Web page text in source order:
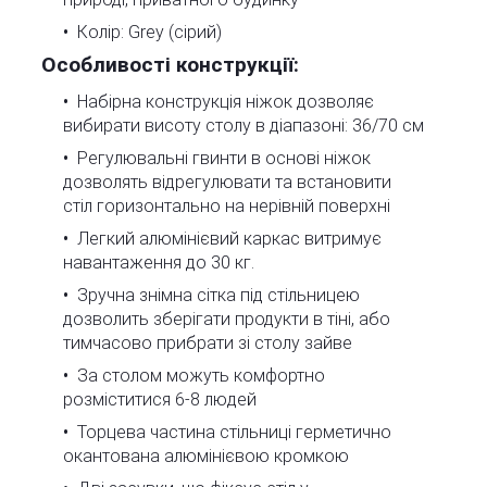
Колір: Grey (сірий)
Особливості конструкції:
Набірна конструкція ніжок дозволяє
вибирати висоту столу в діапазоні: 36/70 см
Регулювальні гвинти в основі ніжок
дозволять відрегулювати та встановити
стіл горизонтально на нерівній поверхні
Легкий алюмінієвий каркас витримує
навантаження до 30 кг.
Зручна знімна сітка під стільницею
дозволить зберігати продукти в тіні, або
тимчасово прибрати зі столу зайве
За столом можуть комфортно
розміститися 6-8 людей
Торцева частина стільниці герметично
окантована алюмінієвою кромкою